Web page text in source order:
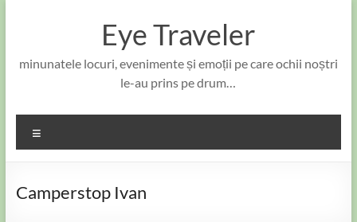
Eye Traveler
minunatele locuri, evenimente și emoții pe care ochii noștri
le-au prins pe drum…
Camperstop Ivan